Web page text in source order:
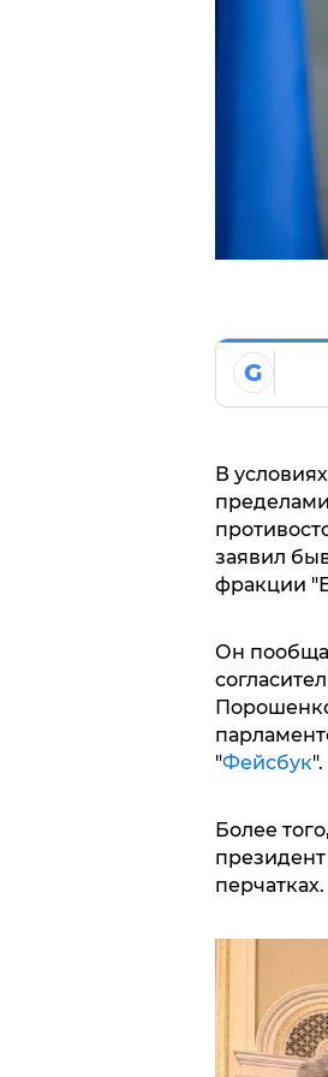
G
В
заявил
фракции
Он
"Фейсбук".
Более
президент
перчатках.